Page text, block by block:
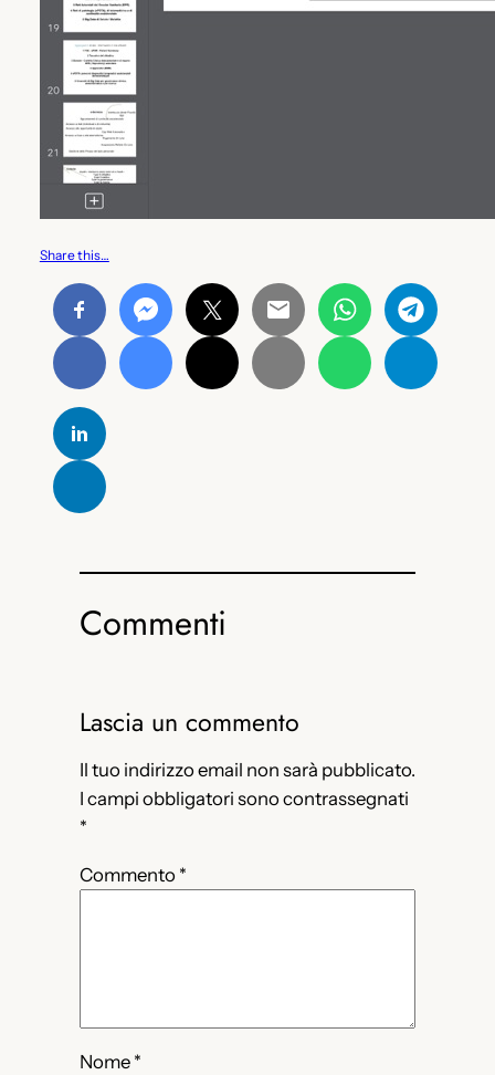
Share this…
Commenti
Lascia un commento
Il tuo indirizzo email non sarà pubblicato.
I campi obbligatori sono contrassegnati
*
Commento *
Nome *